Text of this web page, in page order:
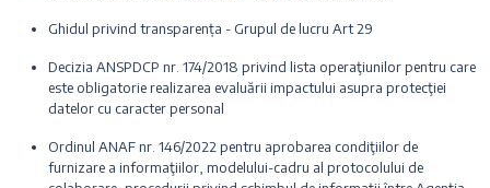
Ghidul privind transparența - Grupul de lucru Art 29
Decizia ANSPDCP nr. 174/2018 privind lista operaţiunilor pentru care
este obligatorie realizarea evaluării impactului asupra protecţiei
datelor cu caracter personal
Ordinul ANAF nr. 146/2022 pentru aprobarea condiţiilor de
furnizare a informaţiilor, modelului-cadru al protocolului de